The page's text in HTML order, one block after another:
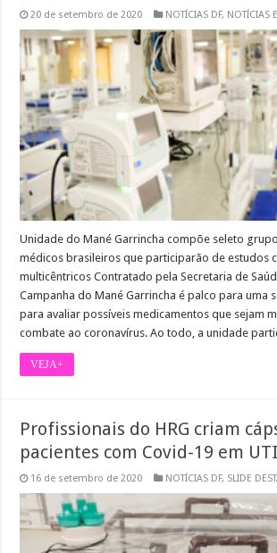
20 de setembro de 2020 NOTÍCIAS DF, NOTÍCIAS
Unidade do Mané Garrincha compõe seleto
médicos brasileiros que participarão de estudos
multicêntricos Contratado pela Secretaria de
Campanha do Mané Garrincha é palco para uma
para avaliar possíveis medicamentos que sejam
combate ao coronavírus. Ao todo, a unidade
VEJA+
Profissionais do HRG criam
pacientes com Covid-19 em
16 de setembro de 2020 NOTÍCIAS DF, SLIDE